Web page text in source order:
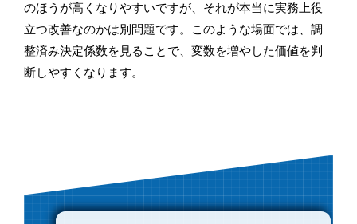
のほうが高くなりやすいですが、それが本当に実務上役
立つ改善なのかは別問題です。このような場面では、調
整済み決定係数を見ることで、変数を増やした価値を判
断しやすくなります。